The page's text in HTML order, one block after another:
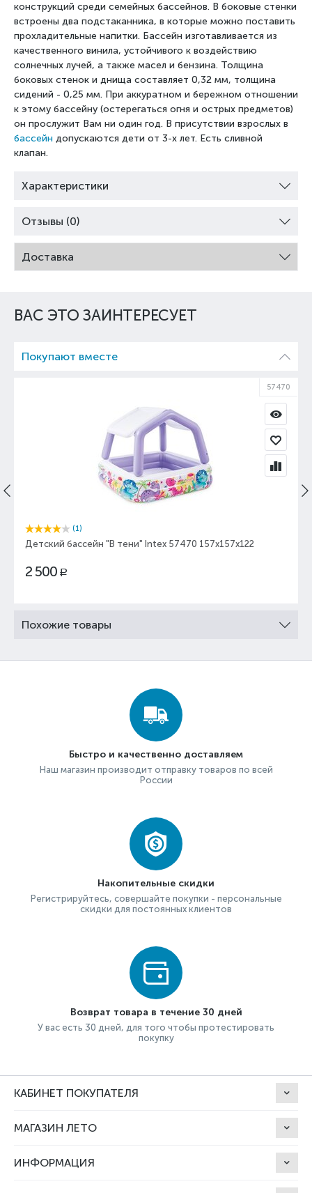
конструкций среди семейных бассейнов. В боковые стенки
встроены два подстаканника, в которые можно поставить
прохладительные напитки. Бассейн изготавливается из
качественного винила, устойчивого к воздействию
солнечных лучей, а также масел и бензина. Толщина
боковых стенок и днища составляет 0,32 мм, толщина
сидений - 0,25 мм. При аккуратном и бережном отношении
к этому бассейну (остерегаться огня и острых предметов)
он прослужит Вам ни один год. В присутствии взрослых в
бассейн допускаются дети от 3-х лет. Есть сливной
клапан.
Характеристики
Отзывы (0)
Доставка
ВАС ЭТО ЗАИНТЕРЕСУЕТ
Покупают вместе
57470
(1)
Детский бассейн "В тени" Intex 57470 157х157х122
2 500 Р
Похожие товары
Быстро и качественно доставляем
Наш магазин производит отправку товаров по всей
России
Накопительные скидки
Регистрируйтесь, совершайте покупки - персональные
скидки для постоянных клиентов
Возврат товара в течение 30 дней
У вас есть 30 дней, для того чтобы протестировать
покупку
КАБИНЕТ ПОКУПАТЕЛЯ
МАГАЗИН ЛЕТО
ИНФОРМАЦИЯ